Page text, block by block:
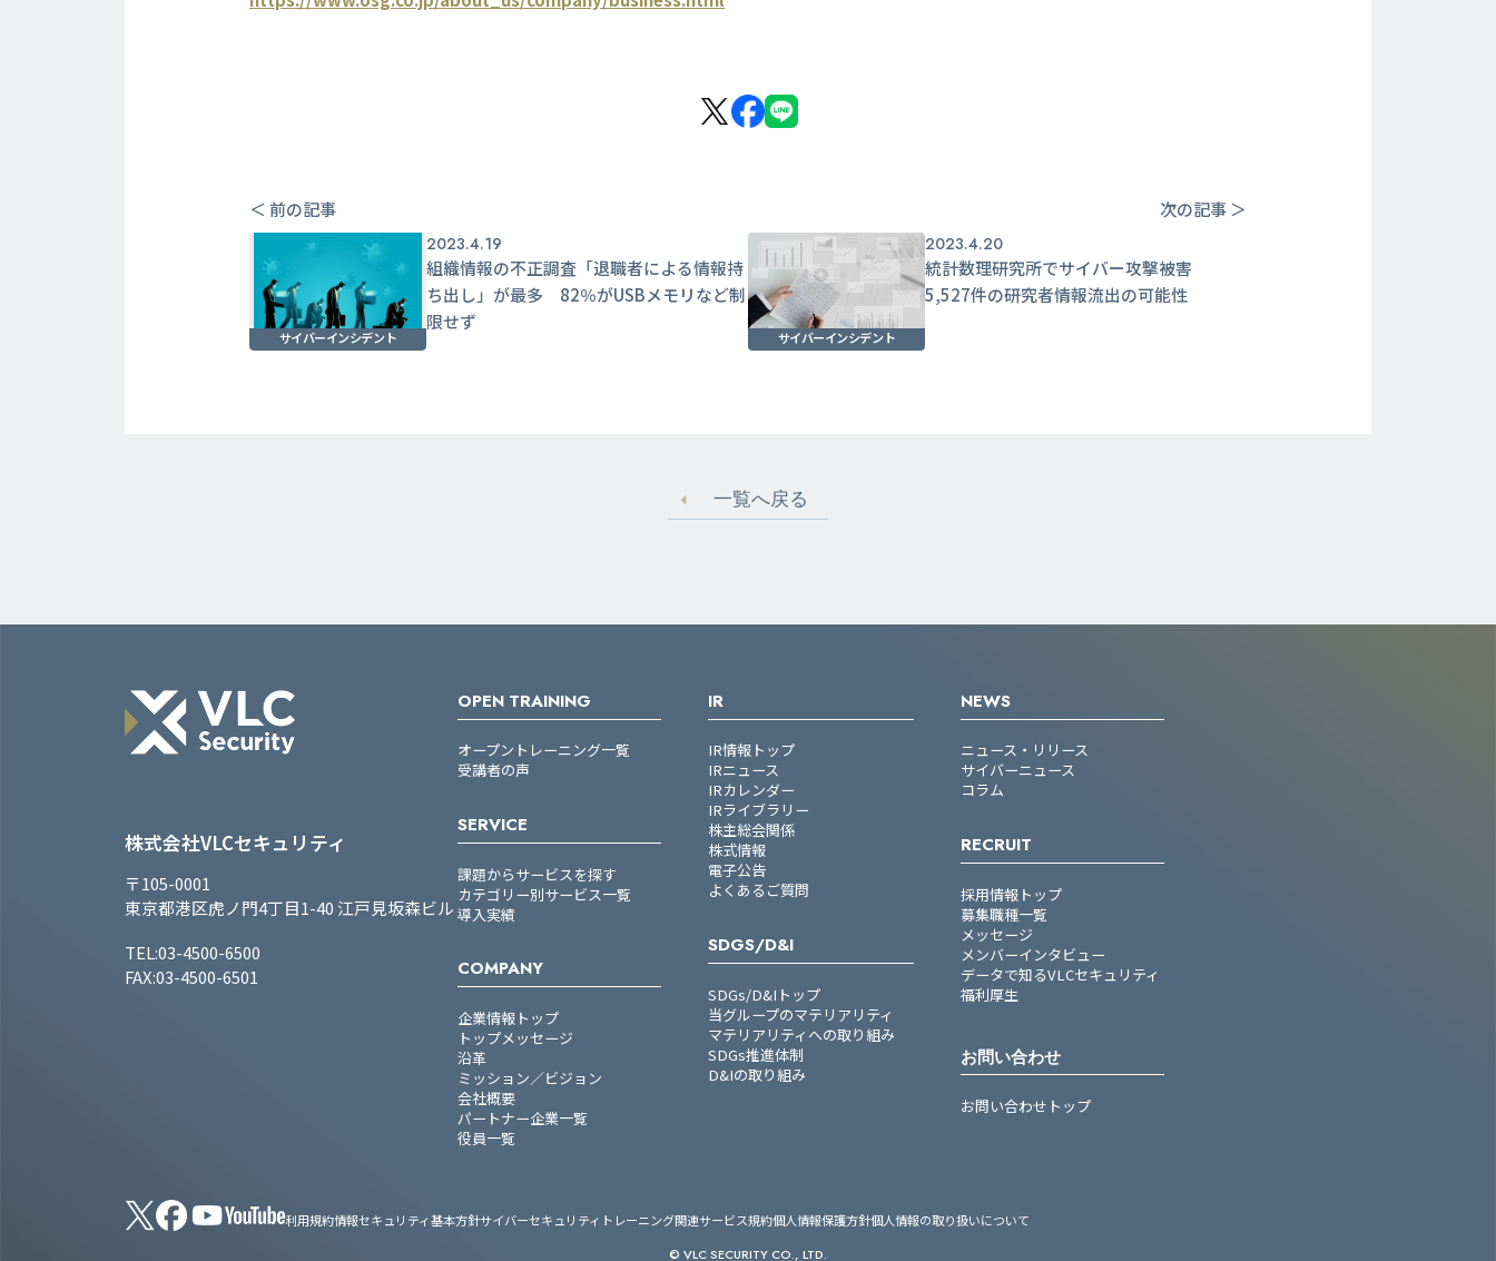
＜ 前の記事 次の記事 ＞
サイバーインシデント
2023.4.19
組織情報の不正調査「退職者による情報持
ち出し」が最多 82％がUSBメモリなど制
限せず
サイバーインシデント
2023.4.20
統計数理研究所でサイバー攻撃被害
5,527件の研究者情報流出の可能性
一覧へ戻る
株式会社VLCセキュリティ
〒105-0001
東京都港区虎ノ門4丁目1-40 江戸見坂森ビル
TEL:03-4500-6500
FAX:03-4500-6501
OPEN TRAINING
オープントレーニング一覧
受講者の声
SERVICE
課題からサービスを探す
カテゴリー別サービス一覧
導入実績
COMPANY
企業情報トップ
トップメッセージ
沿革
ミッション／ビジョン
会社概要
パートナー企業一覧
役員一覧
IR
IR情報トップ
IRニュース
IRカレンダー
IRライブラリー
株主総会関係
株式情報
電子公告
よくあるご質問
SDGS/D&I
SDGs/D&Iトップ
当グループのマテリアリティ
マテリアリティへの取り組み
SDGs推進体制
D&Iの取り組み
NEWS
ニュース・リリース
サイバーニュース
コラム
RECRUIT
採用情報トップ
募集職種一覧
メッセージ
メンバーインタビュー
データで知るVLCセキュリティ
福利厚生
お問い合わせ
お問い合わせトップ
利用規約情報セキュリティ基本方針サイバーセキュリティトレーニング関連サービス規約個人情報保護方針個人情報の取り扱いについて
© VLC SECURITY CO., LTD.